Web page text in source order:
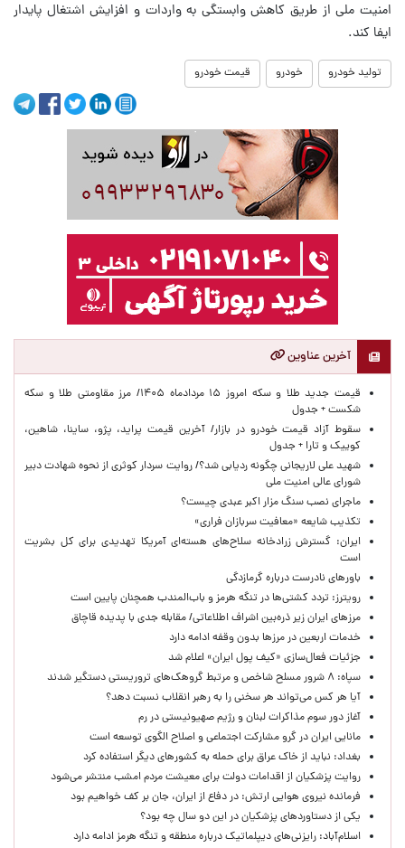
امنیت ملی از طریق کاهش وابستگی به واردات و افزایش اشتغال پایدار
ایفا کند.
تولید خودرو خودرو قیمت خودرو
آخرین عناوین
قیمت جدید طلا و سکه امروز ۱۵ مردادماه ۱۴۰۵/ مرز مقاومتی طلا و سکه
شکست + جدول
سقوط آزاد قیمت خودرو در بازار/ آخرین قیمت پراید، پژو، ساینا، شاهین،
کوییک و تارا + جدول
شهید علی لاریجانی چگونه ردیابی شد؟/ روایت سردار کوثری از نحوه شهادت دبیر
شورای عالی امنیت ملی
ماجرای نصب سنگ مزار اکبر عبدی چیست؟
تکذیب شایعه «معافیت سربازان فراری»
ایران: گسترش زرادخانه سلاح‌های هسته‌ای آمریکا تهدیدی برای کل بشریت
است
باورهای نادرست درباره گرمازدگی
رویترز: تردد کشتی‌ها در تنگه هرمز و باب‌المندب همچنان پایین است
مرزهای ایران زیر ذره‌بین اشراف اطلاعاتی/ مقابله جدی با پدیده قاچاق
خدمات اربعین در مرزها بدون وقفه ادامه دارد
جزئیات فعال‌سازی «کیف پول ایران» اعلام شد
سپاه: ۸ شرور مسلح شاخص و مرتبط گروهک‌های تروریستی دستگیر شدند
آیا هر کس می‌تواند هر سخنی را به رهبر انقلاب نسبت دهد؟
آغاز دور سوم مذاکرات لبنان و رژیم صهیونیستی در رم
مانایی ایران در گرو مشارکت اجتماعی و اصلاح الگوی توسعه است
بغداد: نباید از خاک عراق برای حمله به کشورهای دیگر استفاده کرد
روایت پزشکیان از اقدامات دولت برای معیشت مردم امشب منتشر می‌شود
فرمانده نیروی هوایی ارتش: در دفاع از ایران، جان بر کف خواهیم بود
یکی از دستاوردهای پزشکیان در این دو سال چه بود؟
اسلام‌آباد: رایزنی‌های دیپلماتیک درباره منطقه و تنگه هرمز ادامه دارد